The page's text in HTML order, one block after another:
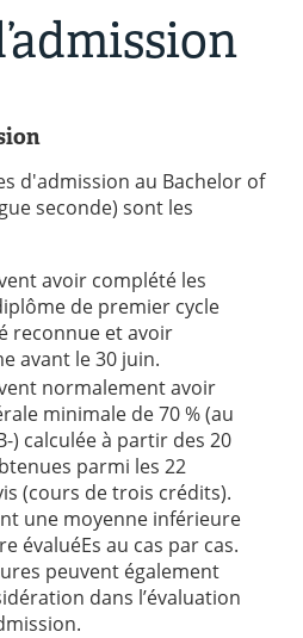
d'admission au Bachelor of
seconde) sont les
avoir complété les
de premier cycle
reconnue et avoir
avant le 30 juin.
normalement avoir
minimale de 70 % (au
) calculée à partir des 20
parmi les 22
(cours de trois crédits).
une moyenne inférieure
évaluéEs au cas par cas.
peuvent également
dans l’évaluation